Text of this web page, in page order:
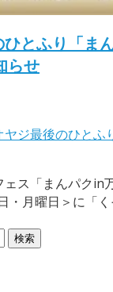
ひとふり「ま
らせ
ヤジ最後のひとふ
ス「まんパクin
・月曜日＞に「